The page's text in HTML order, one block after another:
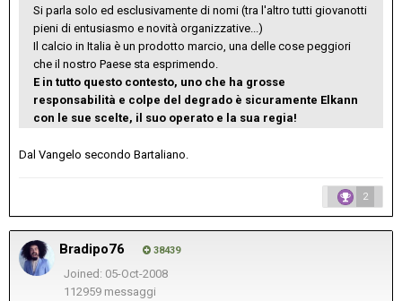
Si parla solo ed esclusivamente di nomi (tra l'altro tutti giovanotti
pieni di entusiasmo e novità organizzative...)
Il calcio in Italia è un prodotto marcio, una delle cose peggiori
che il nostro Paese sta esprimendo.
E in tutto questo contesto, uno che ha grosse
responsabilità e colpe del degrado è sicuramente Elkann
con le sue scelte, il suo operato e la sua regia!
Dal Vangelo secondo Bartaliano.
2
Bradipo76 38439
Joined: 05-Oct-2008
112959 messaggi